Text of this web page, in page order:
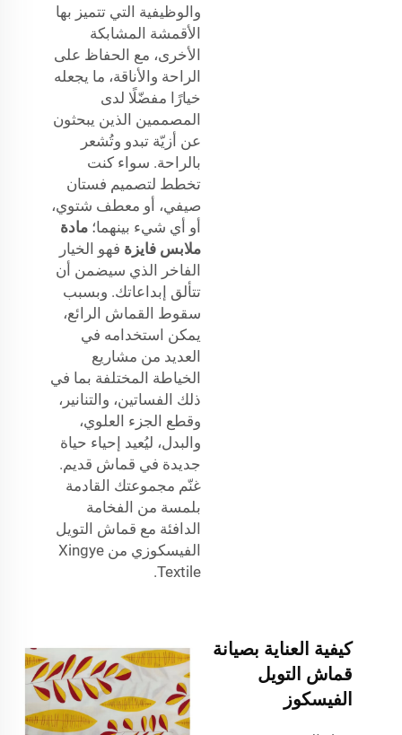
والوظيفية التي تتميز بها
الأقمشة المشابكة
الأخرى، مع الحفاظ على
الراحة والأناقة، ما يجعله
خيارًا مفضّلًا لدى
المصممين الذين يبحثون
عن أزيّة تبدو وتُشعر
بالراحة. سواء كنت
تخطط لتصميم فستان
صيفي، أو معطف شتوي،
أو أي شيء بينهما؛ مادة
ملابس فايزة فهو الخيار
الفاخر الذي سيضمن أن
تتألق إبداعاتك. وبسبب
سقوط القماش الرائع،
يمكن استخدامه في
العديد من مشاريع
الخياطة المختلفة بما في
ذلك الفساتين، والتنانير،
وقطع الجزء العلوي،
والبدل، ليُعيد إحياء حياة
جديدة في قماش قديم.
غنّم مجموعتك القادمة
بلمسة من الفخامة
الدافئة مع قماش التويل
الفيسكوزي من Xingye
Textile.
كيفية العناية بصيانة
قماش التويل
الفيسكوز